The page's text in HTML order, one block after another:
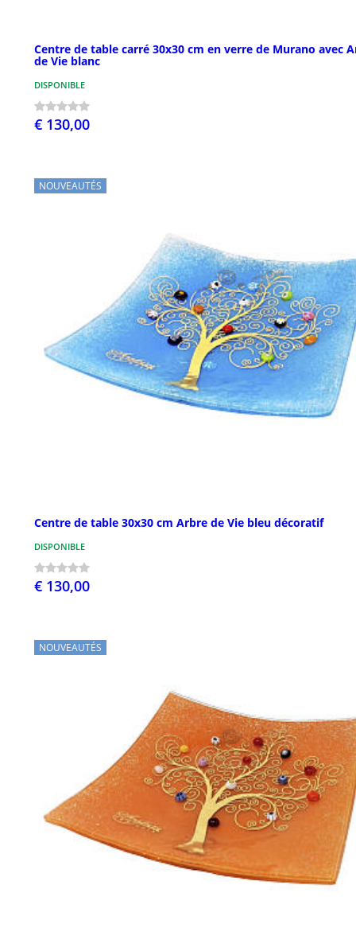
Centre de table carré 30x30 cm en verre de Murano avec
de Vie blanc
DISPONIBLE
€ 130,00
NOUVEAUTÉS
Centre de table 30x30 cm Arbre de Vie bleu décoratif
DISPONIBLE
€ 130,00
NOUVEAUTÉS